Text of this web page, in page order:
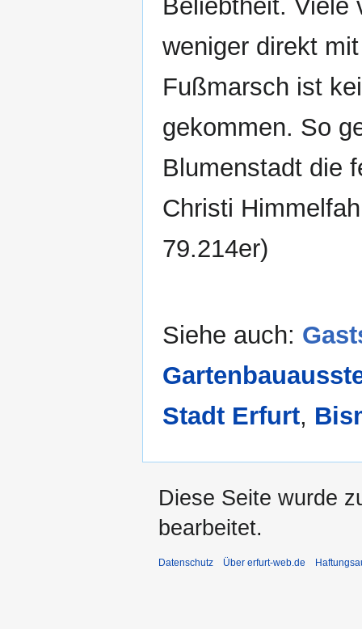
Beliebtheit. Viele
weniger direkt
Fußmarsch ist
gekommen. So
Blumenstadt die
Christi
79.214er)
Siehe auch:
Stadt Erfurt,
Diese Seite wurde
bearbeitet.
Datenschutz Über erfurt-web.de